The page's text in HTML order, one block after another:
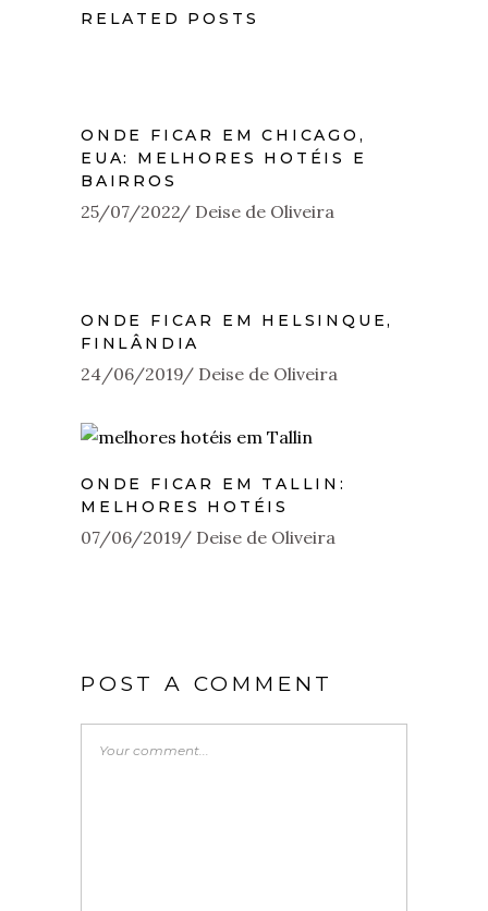
RELATED POSTS
ONDE FICAR EM CHICAGO,
EUA: MELHORES HOTÉIS E
BAIRROS
25/07/2022 Deise de Oliveira
ONDE FICAR EM HELSINQUE,
FINLÂNDIA
24/06/2019 Deise de Oliveira
ONDE FICAR EM TALLIN:
MELHORES HOTÉIS
07/06/2019 Deise de Oliveira
POST A COMMENT